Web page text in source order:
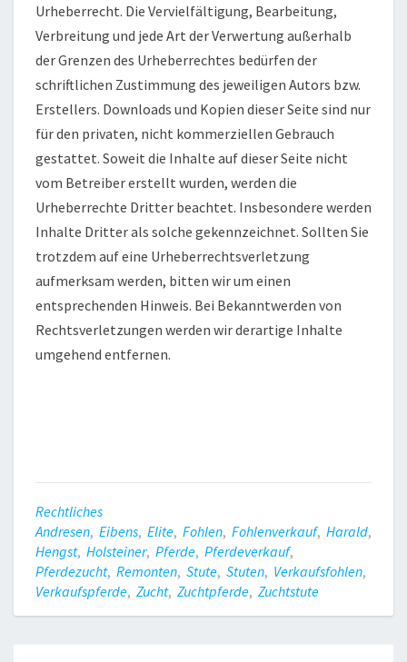
Urheberrecht. Die Vervielfältigung, Bearbeitung,
Verbreitung und jede Art der Verwertung außerhalb
der Grenzen des Urheberrechtes bedürfen der
schriftlichen Zustimmung des jeweiligen Autors bzw.
Erstellers. Downloads und Kopien dieser Seite sind nur
für den privaten, nicht kommerziellen Gebrauch
gestattet. Soweit die Inhalte auf dieser Seite nicht
vom Betreiber erstellt wurden, werden die
Urheberrechte Dritter beachtet. Insbesondere werden
Inhalte Dritter als solche gekennzeichnet. Sollten Sie
trotzdem auf eine Urheberrechtsverletzung
aufmerksam werden, bitten wir um einen
entsprechenden Hinweis. Bei Bekanntwerden von
Rechtsverletzungen werden wir derartige Inhalte
umgehend entfernen.
Rechtliches
Andresen, Eibens, Elite, Fohlen, Fohlenverkauf, Harald,
Hengst, Holsteiner, Pferde, Pferdeverkauf,
Pferdezucht, Remonten, Stute, Stuten, Verkaufsfohlen,
Verkaufspferde, Zucht, Zuchtpferde, Zuchtstute